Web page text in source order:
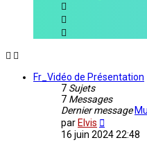
Fr_Vidéo de Présentation
7 Sujets
7 Messages
Dernier message
parElvis
le
16 juin 2024 22:48